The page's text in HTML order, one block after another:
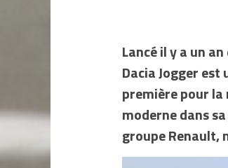
Lancé il y a un
Dacia Jogger est
première pour
moderne dans
groupe Renault,